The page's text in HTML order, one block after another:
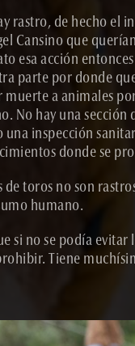
rastro, de hecho
Cansino que
esa acción
parte por donde
a animales
No hay una
inspección
donde se
de toros no son
humano.
si no se podía
Tiene